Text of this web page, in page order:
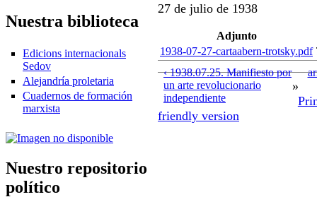
Nuestra biblioteca
Edicions internacionals
Sedov
Alejandría proletaria
Cuadernos de formación
marxista
Nuestro repositorio
político
27 de julio de 1938
Adjunto
1938-07-27-cartaabern-trotsky.pdf
‹ 1938.07.25. Manifiesto por
un arte revolucionario
independiente
»
friendly version